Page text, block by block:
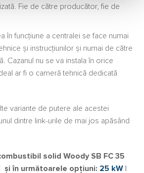
Fie de către producător, fie de
în funcțiune a centralei se face numai
și instrucțiunilor și numai de către
Cazanul nu se va instala în orice
ar fi o cameră tehnică dedicată
variante de putere ale acestei
dintre link-urile de mai jos apăsând
solid Woody SB FC 35
și în următoarele opțiuni: 25 kW